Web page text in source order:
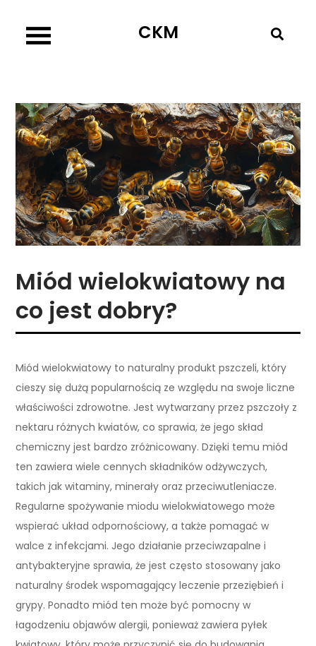
content
CKM
Miód wielokwiatowy na
co jest dobry?
Miód wielokwiatowy to naturalny produkt pszczeli, który
cieszy się dużą popularnością ze względu na swoje liczne
właściwości zdrowotne. Jest wytwarzany przez pszczoły z
nektaru różnych kwiatów, co sprawia, że jego skład
chemiczny jest bardzo zróżnicowany. Dzięki temu miód
ten zawiera wiele cennych składników odżywczych,
takich jak witaminy, minerały oraz przeciwutleniacze.
Regularne spożywanie miodu wielokwiatowego może
wspierać układ odpornościowy, a także pomagać w
walce z infekcjami. Jego działanie przeciwzapalne i
antybakteryjne sprawia, że jest często stosowany jako
naturalny środek wspomagający leczenie przeziębień i
grypy. Ponadto miód ten może być pomocny w
łagodzeniu objawów alergii, ponieważ zawiera pyłek